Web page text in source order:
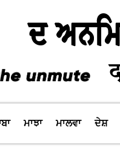
ਮਾਝਾ ਮਾਲਵਾ ਦੇਸ਼